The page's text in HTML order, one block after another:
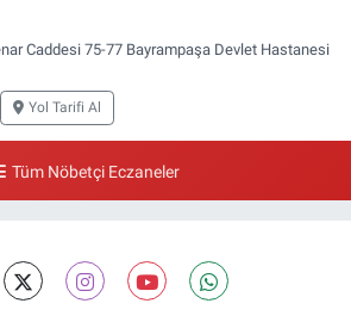
Caddesi 75-77 Bayrampaşa Devlet Hastanesi
Yol Tarifi Al
Tüm Nöbetçi Eczaneler